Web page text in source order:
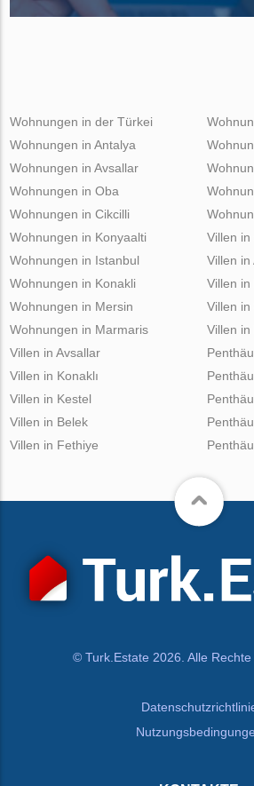
Wohnungen in der Türkei
Wohnungen in Antalya
Wohnungen in Avsallar
Wohnungen in Oba
Wohnungen in Cikcilli
Wohnungen in Konyaalti
Wohnungen in Istanbul
Wohnungen in Konakli
Wohnungen in Mersin
Wohnungen in Marmaris
Villen in
Villen in
Villen
Villen in
Villen in
Villen in Avsallar
Villen in Konaklı
Villen in Kestel
Villen in Belek
Villen in Fethiye
© Turk.Estate 2026. Alle